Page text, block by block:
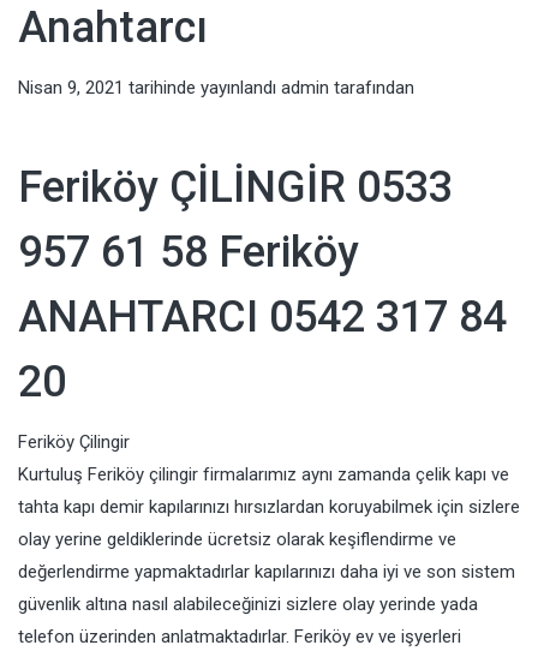
Anahtarcı
Nisan 9, 2021 tarihinde yayınlandı admin tarafından
Feriköy ÇİLİNGİR 0533
957 61 58 Feriköy
ANAHTARCI 0542 317 84
20
Feriköy Çilingir
Kurtuluş Feriköy çilingir firmalarımız aynı zamanda çelik kapı ve
tahta kapı demir kapılarınızı hırsızlardan koruyabilmek için sizlere
olay yerine geldiklerinde ücretsiz olarak keşiflendirme ve
değerlendirme yapmaktadırlar kapılarınızı daha iyi ve son sistem
güvenlik altına nasıl alabileceğinizi sizlere olay yerinde yada
telefon üzerinden anlatmaktadırlar. Feriköy ev ve işyerleri